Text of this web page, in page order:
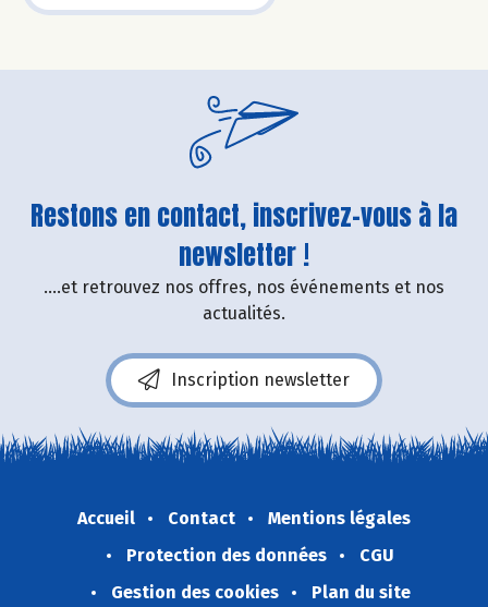
Restons en contact, inscrivez-vous à la
newsletter !
....et retrouvez nos offres, nos événements et nos
actualités.
Inscription newsletter
Accueil Contact
Mentions légales
Protection des données
CGU
Gestion des cookies
Plan du site